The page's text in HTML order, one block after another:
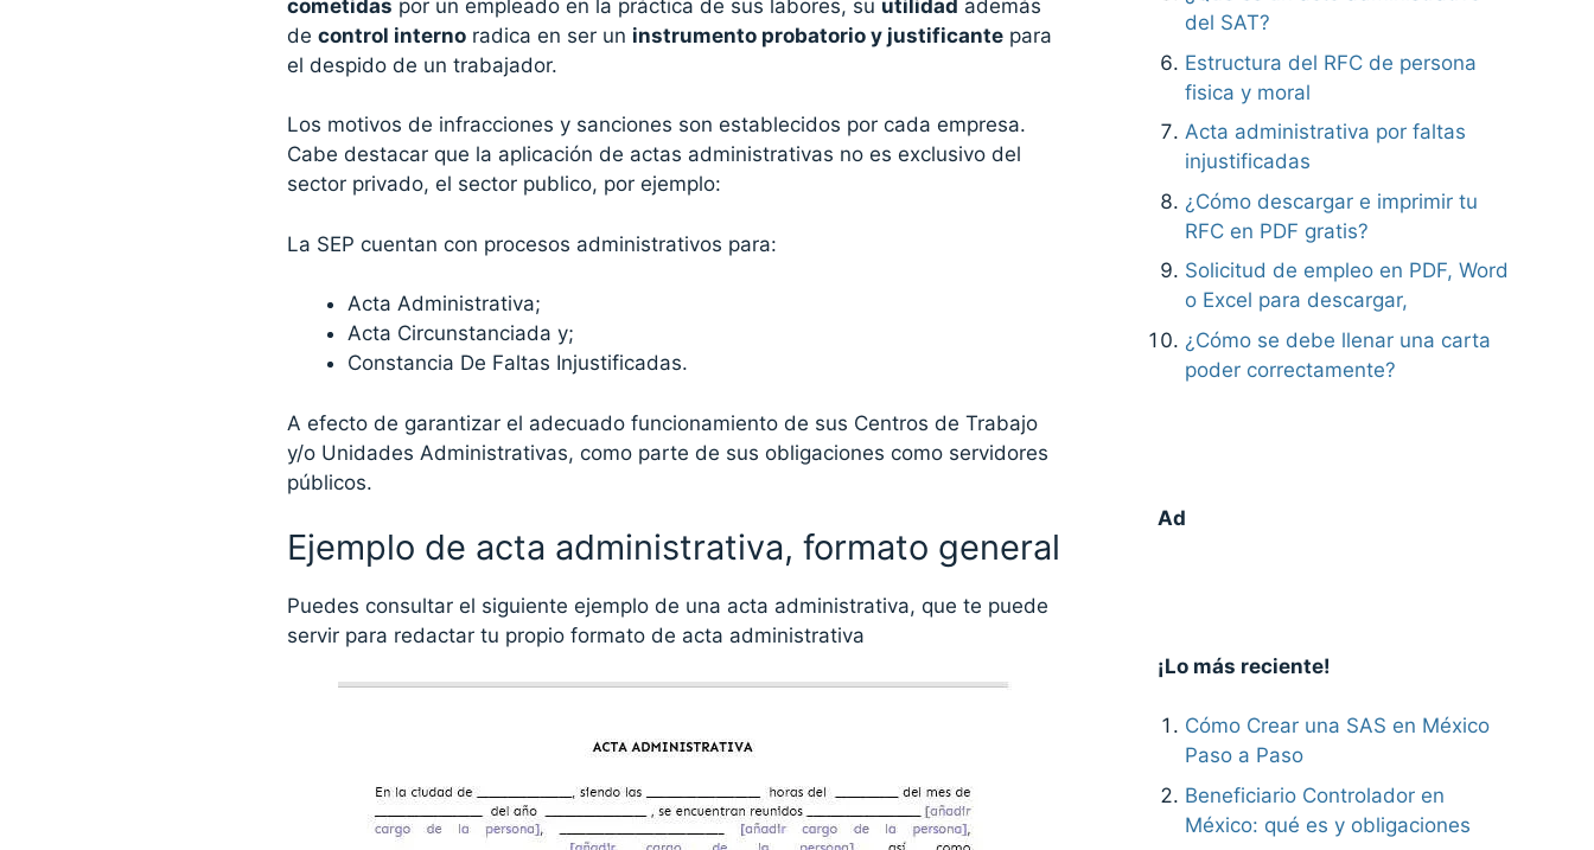
cometidas por un empleado en la práctica de sus labores, su utilidad además
decontrol interno radica en ser un instrumento probatorio y justificante para
el despido de un trabajador.
Los motivos de infracciones y sanciones son establecidos por cada empresa.
Cabe destacar que la aplicación de actas administrativas no es exclusivo del
sector privado, el sector publico, por ejemplo:
La SEP cuentan con procesos administrativos para:
Acta Administrativa;
Acta Circunstanciada y;
Constancia De Faltas Injustificadas.
A efecto de garantizar el adecuado funcionamiento de sus Centros de Trabajo
y/o Unidades Administrativas, como parte de sus obligaciones como servidores
públicos.
Ejemplo de acta administrativa, formato general
Puedes consultar el siguiente ejemplo de una acta administrativa, que te puede
servir para redactar tu propio formato de acta administrativa
del SAT?
Estructura del RFC de persona
fisica y moral
Acta administrativa por faltas
injustificadas
¿Cómo descargar e imprimir tu
RFC en PDF gratis?
Solicitud de empleo en PDF, Word
o Excel para descargar,
¿Cómo se debe llenar una carta
poder correctamente?
Ad
¡Lo más reciente!
Cómo Crear una SAS en México
Paso a Paso
Beneficiario Controlador en
México: qué es y obligaciones